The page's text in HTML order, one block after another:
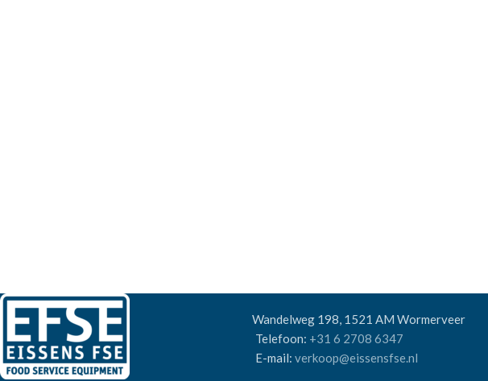
Wandelweg 198, 1521 AM Wormerveer
Telefoon: +31 6 2708 6347
E-mail: verkoop@eissensfse.nl